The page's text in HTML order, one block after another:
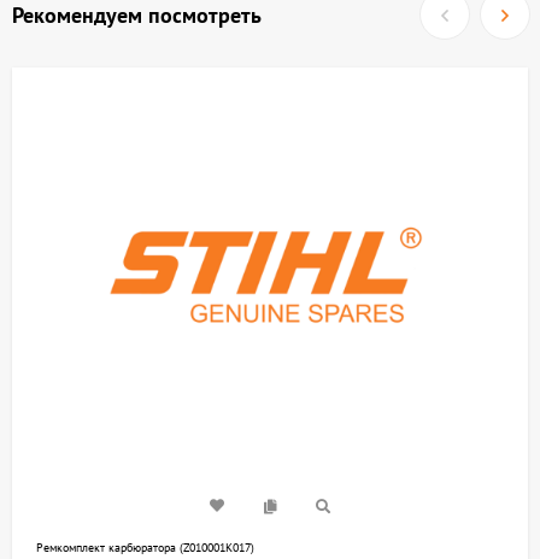
Рекомендуем посмотреть
Ремкомплект карбюратора (Z010001K017)